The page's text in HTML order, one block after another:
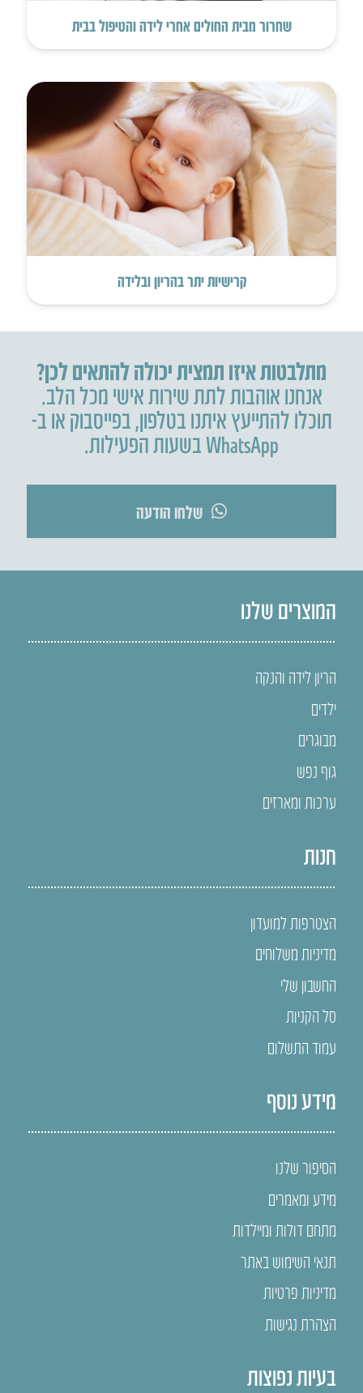
שחרור מבית החולים אחרי לידה והטיפול בבית
קרישיות יתר בהריון ובלידה
מתלבטות איזו תמצית יכולה להתאים לכן?
אנחנו אוהבות לתת שירות אישי מכל הלב.
תוכלו להתייעץ איתנו בטלפון,בפייסבוק או ב-
WhatsApp בשעות הפעילות.
שלחו הודעה
המוצרים שלנו
הריון לידה והנקה
ילדים
מבוגרים
גוף נפש
ערכות ומארזים
חנות
הצטרפות למועדון
מדיניות משלוחים
החשבון שלי
סל הקניות
עמוד התשלום
מידע נוסף
הסיפור שלנו
מידע ומאמרים
מתחם דולות ומיילדות
תנאי השימוש באתר
מדיניות פרטיות
הצהרת נגישות
בעיות נפוצות